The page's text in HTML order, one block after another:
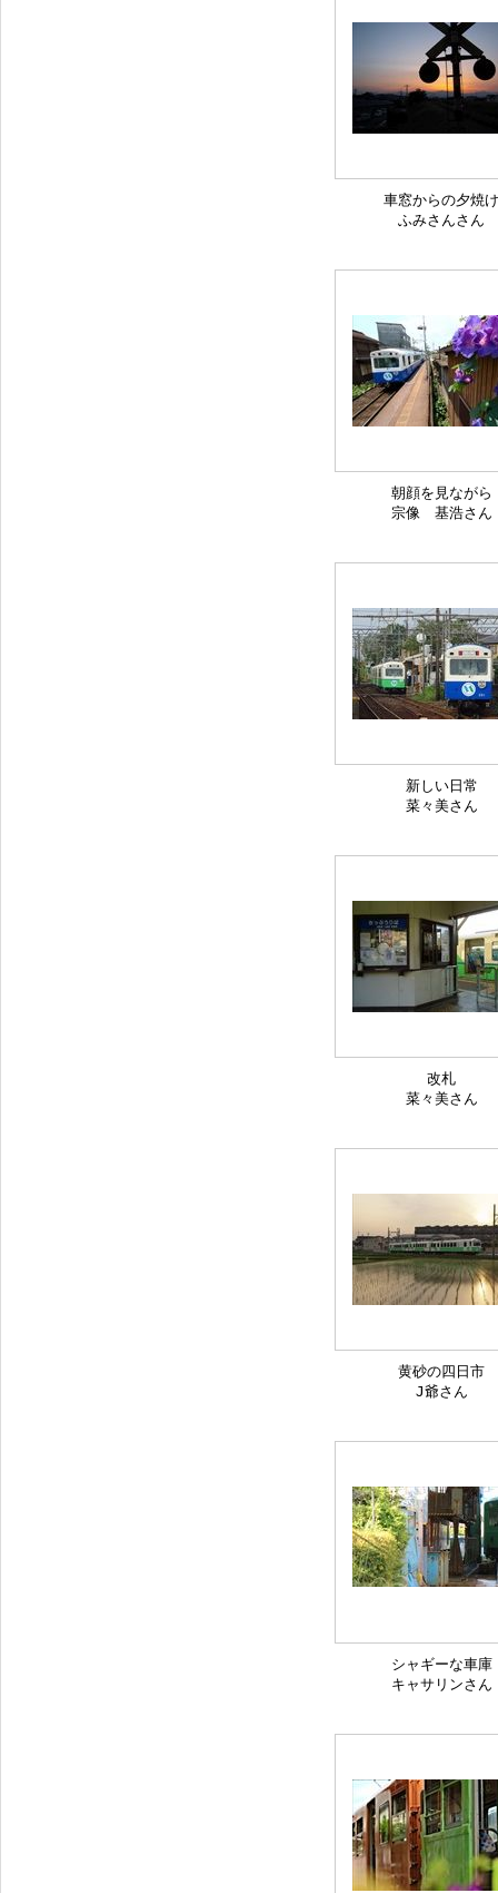
車窓からの夕焼け
ふみさんさん
朝顔を見ながら
宗像 基浩さん
新しい日常
菜々美さん
改札
菜々美さん
黄砂の四日市
J爺さん
シャギーな車庫
キャサリンさん